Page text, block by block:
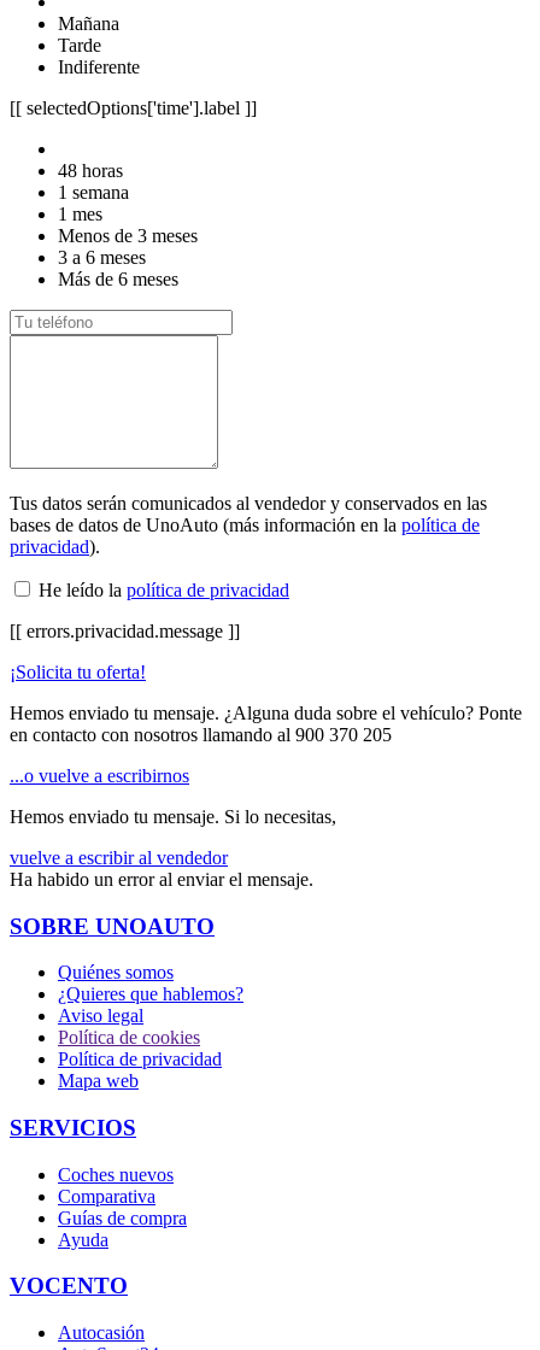
Mañana
Tarde
Indiferente
[[ selectedOptions['time'].label ]]
48 horas
1 semana
1 mes
Menos de 3 meses
3 a 6 meses
Más de 6 meses
Tus datos serán comunicados al vendedor y conservados en las
bases de datos de UnoAuto (más información en la política de
privacidad).
He leído la política de privacidad
[[ errors.privacidad.message ]]
¡Solicita tu oferta!
Hemos enviado tu mensaje. ¿Alguna duda sobre el vehículo? Ponte
en contacto con nosotros llamando al 900 370 205
...o vuelve a escribirnos
Hemos enviado tu mensaje. Si lo necesitas,
vuelve a escribir al vendedor
Ha habido un error al enviar el mensaje.
SOBRE UNOAUTO
Quiénes somos
¿Quieres que hablemos?
Aviso legal
Política de cookies
Política de privacidad
Mapa web
SERVICIOS
Coches nuevos
Comparativa
Guías de compra
Ayuda
VOCENTO
Autocasión